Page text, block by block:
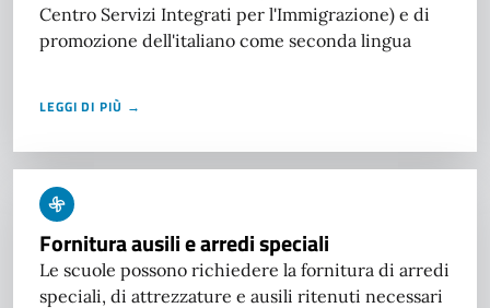
Centro Servizi Integrati per l'Immigrazione) e di
promozione dell'italiano come seconda lingua
LEGGI DI PIÙ →
Fornitura ausili e arredi speciali
Le scuole possono richiedere la fornitura di arredi
speciali, di attrezzature e ausili ritenuti necessari